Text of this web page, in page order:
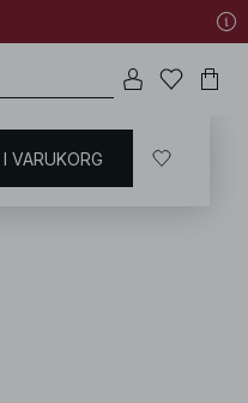
ballongärm
VARUKORG